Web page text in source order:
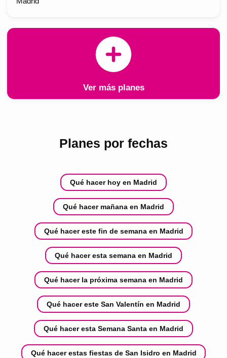
Ver más planes
Planes por fechas
Qué hacer hoy en Madrid
Qué hacer mañana en Madrid
Qué hacer este fin de semana en Madrid
Qué hacer esta semana en Madrid
Qué hacer la próxima semana en Madrid
Qué hacer este San Valentín en Madrid
Qué hacer esta Semana Santa en Madrid
Qué hacer estas fiestas de San Isidro en Madrid